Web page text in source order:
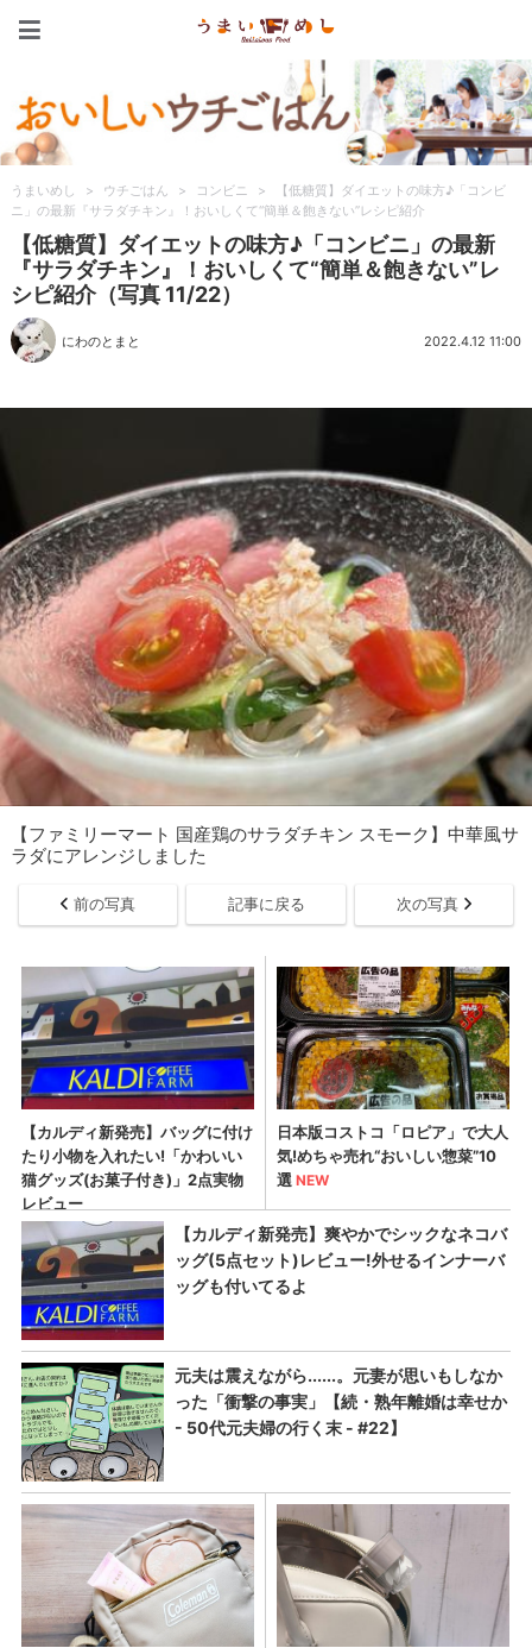
うまいめし > ウチごはん > コンビニ >
【低糖質】ダイエットの味方♪「コンビ
ニ」の最新『サラダチキン』！おいしくて“簡単＆飽きない”レシピ紹介
【低糖質】ダイエットの味方♪「コンビニ」の最新
『サラダチキン』！おいしくて“簡単＆飽きない”レ
シピ紹介（写真 11/22）
にわのとまと 2022.4.12 11:00
【ファミリーマート 国産鶏のサラダチキン スモーク】中華風サ
ラダにアレンジしました
前の写真 記事に戻る 次の写真